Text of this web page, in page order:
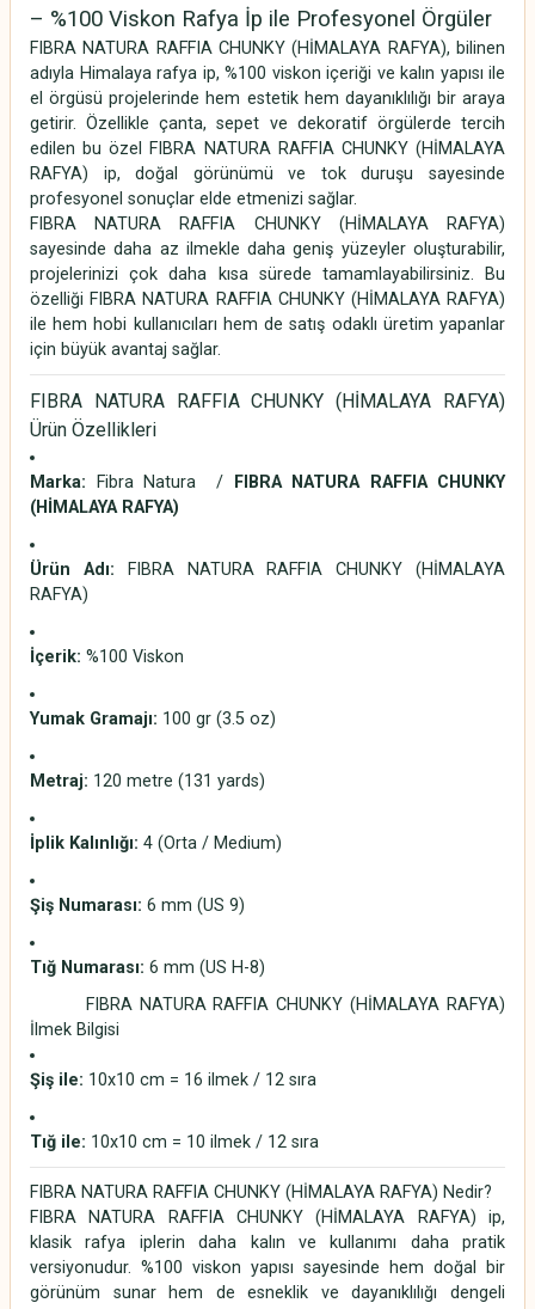
– %100 Viskon Rafya İp ile Profesyonel Örgüler
FIBRA NATURA RAFFIA CHUNKY (HİMALAYA RAFYA), bilinen
adıyla Himalaya rafya ip, %100 viskon içeriği ve kalın yapısı ile
el örgüsü projelerinde hem estetik hem dayanıklılığı bir araya
getirir. Özellikle çanta, sepet ve dekoratif örgülerde tercih
edilen bu özel FIBRA NATURA RAFFIA CHUNKY (HİMALAYA
RAFYA) ip, doğal görünümü ve tok duruşu sayesinde
profesyonel sonuçlar elde etmenizi sağlar.
FIBRA NATURA RAFFIA CHUNKY (HİMALAYA RAFYA)
sayesinde daha az ilmekle daha geniş yüzeyler oluşturabilir,
projelerinizi çok daha kısa sürede tamamlayabilirsiniz. Bu
özelliği FIBRA NATURA RAFFIA CHUNKY (HİMALAYA RAFYA)
ile hem hobi kullanıcıları hem de satış odaklı üretim yapanlar
için büyük avantaj sağlar.
FIBRA NATURA RAFFIA CHUNKY (HİMALAYA RAFYA)
Ürün Özellikleri
Marka: Fibra Natura /
FIBRA NATURA RAFFIA CHUNKY
(HİMALAYA RAFYA)
Ürün Adı: FIBRA NATURA RAFFIA CHUNKY (HİMALAYA
RAFYA)
İçerik: %100 Viskon
Yumak Gramajı: 100 gr (3.5 oz)
Metraj: 120 metre (131 yards)
İplik Kalınlığı: 4 (Orta / Medium)
Şiş Numarası: 6 mm (US 9)
Tığ Numarası: 6 mm (US H-8)
FIBRA NATURA RAFFIA CHUNKY (HİMALAYA RAFYA)
İlmek Bilgisi
Şiş ile: 10x10 cm = 16 ilmek / 12 sıra
Tığ ile: 10x10 cm = 10 ilmek / 12 sıra
FIBRA NATURA RAFFIA CHUNKY (HİMALAYA RAFYA) Nedir?
FIBRA NATURA RAFFIA CHUNKY (HİMALAYA RAFYA) ip,
klasik rafya iplerin daha kalın ve kullanımı daha pratik
versiyonudur. %100 viskon yapısı sayesinde hem doğal bir
görünüm sunar hem de esneklik ve dayanıklılığı dengeli